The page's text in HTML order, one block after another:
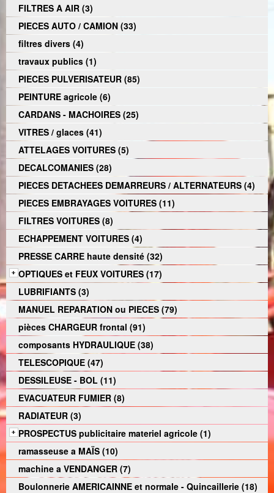
FILTRES A AIR (3)
PIECES AUTO / CAMION (33)
filtres divers (4)
travaux publics (1)
PIECES PULVERISATEUR (85)
PEINTURE agricole (6)
CARDANS - MACHOIRES (25)
VITRES / glaces (41)
ATTELAGES VOITURES (5)
DECALCOMANIES (28)
PIECES DETACHEES DEMARREURS / ALTERNATEURS (4)
PIECES EMBRAYAGES VOITURES (11)
FILTRES VOITURES (8)
ECHAPPEMENT VOITURES (4)
PRESSE CARRE haute densité (32)
OPTIQUES et FEUX VOITURES (17)
LUBRIFIANTS (3)
MANUEL REPARATION ou PIECES (79)
pièces CHARGEUR frontal (91)
composants HYDRAULIQUE (38)
TELESCOPIQUE (47)
DESSILEUSE - BOL (11)
EVACUATEUR FUMIER (8)
RADIATEUR (3)
PROSPECTUS publicitaire materiel agricole (1)
ramasseuse a MAÏS (10)
machine a VENDANGER (7)
Boulonnerie AMERICAINNE et normale - Quincaillerie (18)